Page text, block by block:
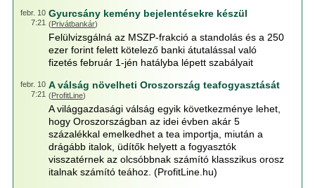
febr. 10
7:21
Gyurcsány kemény bejelentésekre készül
(Privátbankár)
Felülvizsgálná az MSZP-frakció a standolás és a 250
ezer forint felett kötelező banki átutalással való
fizetés február 1-jén hatályba lépett szabályait
febr. 10
7:21
A válság növelheti Oroszország teafogyasztását
(ProfitLine)
A világgazdasági válság egyik következménye lehet,
hogy Oroszországban az idei évben akár 5
százalékkal emelkedhet a tea importja, miután a
drágább italok, üdítők helyett a fogyasztók
visszatérnek az olcsóbbnak számító klasszikus orosz
italnak számító teához. (ProfitLine.hu)